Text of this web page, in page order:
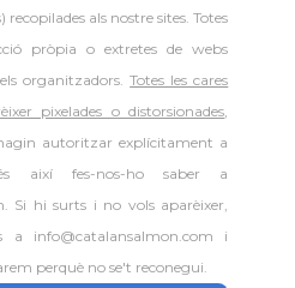
recopilades als nostre sites. Totes
pròpia o extretes de webs
organitzadors.Totes les cares
pixelades o distorsionades,
autoritzar explícitament a
així fes-nos-ho saber a
Si hi surts i no vols aparèixer,
a info@catalansalmon.com i
perquè no se't reconegui.